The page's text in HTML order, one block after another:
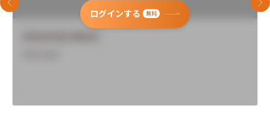
ログインする 無料
前のスライド 次